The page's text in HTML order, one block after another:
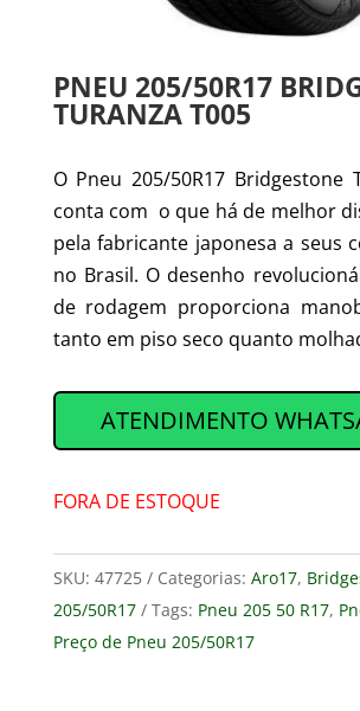
PNEU 205/50R17
TURANZA T005
O Pneu 205/50R17 Bridgestone
conta com o que há de melhor
pela fabricante japonesa a seus
no Brasil. O desenho
de rodagem proporciona
tanto em piso seco quanto
ATENDIMENTO
FORA DE ESTOQUE
SKU: 47725 Categorias: Aro17,
205/50R17
Tags: Pneu 205 50 R17,
Preço de Pneu 205/50R17